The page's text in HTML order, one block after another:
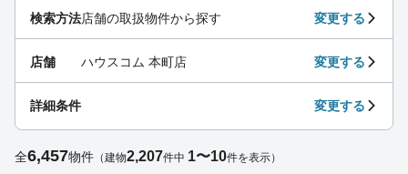
検索方法店舗の取扱物件から探す 変更する
店舗 ハウスコム 本町店 変更する
詳細条件 変更する
全6,457物件 （建物2,207件中 1〜10件を表示）